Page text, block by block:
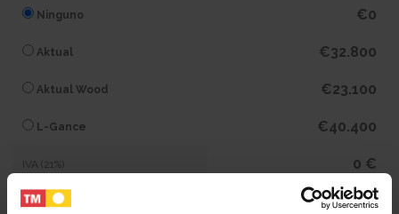
Ninguno €0
Aktual €32.800
Aktual Wood €23.100
L-Gance €40.400
IVA (21%) 0 €
Subtotal 0 €